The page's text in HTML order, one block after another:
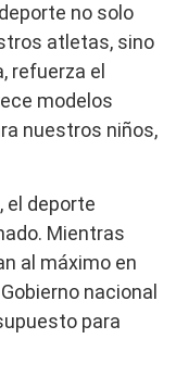
no solo
atletas, sino
refuerza el
modelos
nuestros niños,
el deporte
Mientras
al máximo en
nacional
para